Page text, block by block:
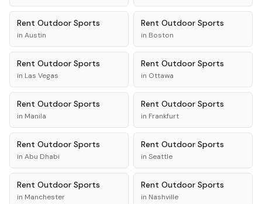
Rent Outdoor Sports
in Austin
Rent Outdoor Sports
in Boston
Rent Outdoor Sports
in Las Vegas
Rent Outdoor Sports
in Ottawa
Rent Outdoor Sports
in Manila
Rent Outdoor Sports
in Frankfurt
Rent Outdoor Sports
in Abu Dhabi
Rent Outdoor Sports
in Seattle
Rent Outdoor Sports
in Manchester
Rent Outdoor Sports
in Nashville